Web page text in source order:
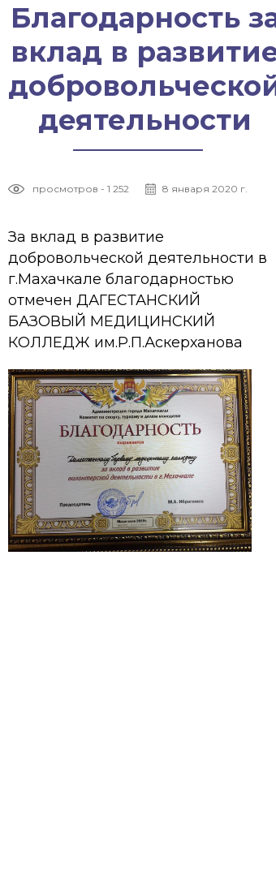
Благодарность за
вклад в развитие
добровольческой
деятельности
просмотров - 1 252 8 января 2020 г.
За вклад в развитие
добровольческой деятельности в
г.Махачкале благодарностью
отмечен ДАГЕСТАНСКИЙ
БАЗОВЫЙ МЕДИЦИНСКИЙ
КОЛЛЕДЖ им.Р.П.Аскерханова